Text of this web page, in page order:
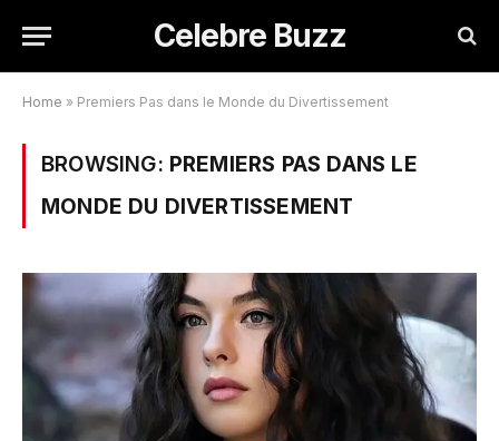
Celebre Buzz
Home » Premiers Pas dans le Monde du Divertissement
BROWSING: PREMIERS PAS DANS LE
MONDE DU DIVERTISSEMENT